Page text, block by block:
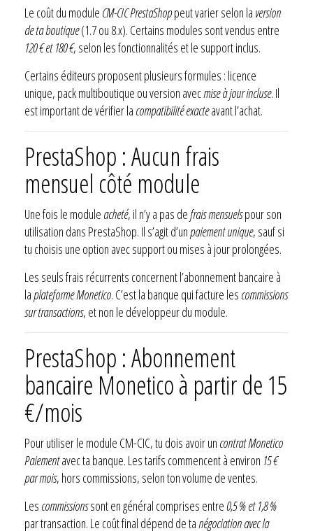
Le coût du module CM-CIC PrestaShoppeut varier selon la version
de ta boutique(1.7 ou 8.x). Certains modules sont vendus entre
120 € et 180 €, selon les fonctionnalités et le support inclus.
Certains éditeurs proposent plusieurs formules : licence
unique, pack multiboutique ou version avecmise à jour incluse. Il
est important de vérifier la compatibilité exacteavant l’achat.
PrestaShop : Aucun frais
mensuel côté module
Une fois le module acheté, il n’y a pas defrais mensuelspour son
utilisation dans PrestaShop. Il s’agit d’unpaiement unique, sauf si
tu choisis une option avec support ou mises à jour prolongées.
Les seuls frais récurrents concernent l’abonnement bancaire à
laplateforme Monetico. C’est la banque qui facture les commissions
sur transactions, et non le développeur du module.
PrestaShop : Abonnement
bancaire Monetico à partir de 15
€/mois
Pour utiliser le module CM-CIC, tu dois avoir un contrat Monetico
Paiementavec ta banque. Les tarifs commencent à environ 15 €
par mois, hors commissions, selon ton volume de ventes.
Les commissionssont en général comprises entre0,5 % et 1,8 %
par transaction. Le coût final dépend de ta négociation avec la